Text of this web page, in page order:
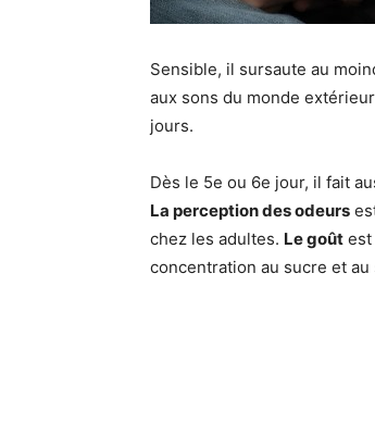
Sensible, il sursaute au
aux sons du monde
jours.
Dès le 5e ou 6e jour, il fait
La perception des odeurs
chez les adultes. Le goût est
concentration au sucre et au